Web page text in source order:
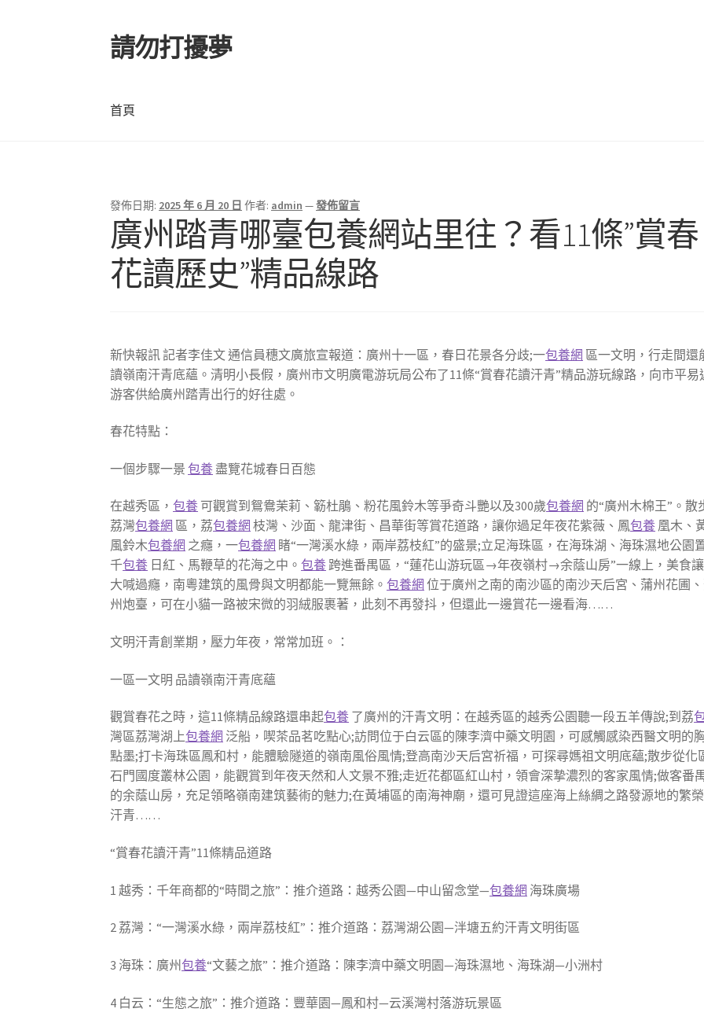
跳
至
覽
列
跳
至
要
內
請勿打擾夢
首頁
發佈日期: 2025 年 6 月 20 日 作者: admin —發佈留言
廣州踏青哪臺包養網站里往？看11條”賞春
花讀歷史”精品線路
新快報訊 記者李佳文 通信員穗文廣旅宣報道：廣州十一區，春日花景各分歧;一包養網 區一文明，行走間還
讀嶺南汗青底蘊。清明小長假，廣州市文明廣電游玩局公布了11條“賞春花讀汗青”精品游玩線路，向市平易
游客供給廣州踏青出行的好往處。
春花特點：
一個步驟一景包養盡覽花城春日百態
在越秀區，包養 可觀賞到鴛鴦茉莉、簕杜鵑、粉花風鈴木等爭奇斗艷以及300歲包養網 的“廣州木棉王”。散
荔灣包養網 區，荔包養網 枝灣、沙面、龍津街、昌華街等賞花道路，讓你過足年夜花紫薇、鳳包養 凰木、
風鈴木包養網 之癮，一包養網 睹“一灣溪水綠，兩岸荔枝紅”的盛景;立足海珠區，在海珠湖、海珠濕地公園
千包養 日紅、馬鞭草的花海之中。包養 跨進番禺區，“蓮花山游玩區→年夜嶺村→余蔭山房”一線上，美食
大喊過癮，南粵建筑的風骨與文明都能一覽無餘。包養網 位于廣州之南的南沙區的南沙天后宮、蒲州花圃
州炮臺，可在小貓一路被宋微的羽絨服裹著，此刻不再發抖，但還此一邊賞花一邊看海……
文明汗青創業期，壓力年夜，常常加班。：
一區一文明 品讀嶺南汗青底蘊
觀賞春花之時，這11條精品線路還串起包養 了廣州的汗青文明：在越秀區的越秀公園聽一段五羊傳說;到荔
灣區荔灣湖上包養網 泛船，喫茶品茗吃點心;訪問位于白云區的陳李濟中藥文明園，可感觸感染西醫文明的
點墨;打卡海珠區鳳和村，能體驗隧道的嶺南風俗風情;登高南沙天后宮祈福，可探尋媽祖文明底蘊;散步從化
石門國度叢林公園，能觀賞到年夜天然和人文景不雅;走近花都區紅山村，領會深摯濃烈的客家風情;做客番
的余蔭山房，充足領略嶺南建筑藝術的魅力;在黃埔區的南海神廟，還可見證這座海上絲綢之路發源地的繁
汗青……
“賞春花讀汗青”11條精品道路
1 越秀：千年商都的“時間之旅”：推介道路：越秀公園—中山留念堂—包養網 海珠廣場
2 荔灣：“一灣溪水綠，兩岸荔枝紅”：推介道路：荔灣湖公園—泮塘五約汗青文明街區
3 海珠：廣州包養“文藝之旅”：推介道路：陳李濟中藥文明園—海珠濕地、海珠湖—小洲村
4 白云：“生態之旅”：推介道路：豐華園—鳳和村—云溪灣村落游玩景區